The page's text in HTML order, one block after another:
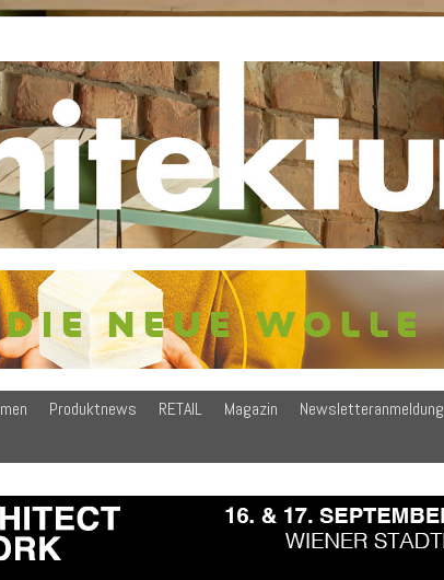
Produktnews RETAIL Magazin Newsletteranmeldung